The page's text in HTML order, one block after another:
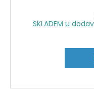
SKLADEM u